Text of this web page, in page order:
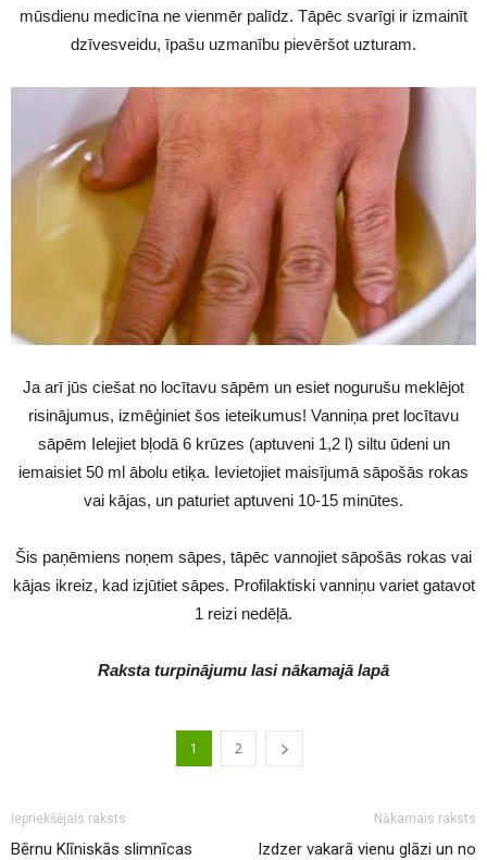
mūsdienu medicīna ne vienmēr palīdz. Tāpēc svarīgi ir izmainīt
dzīvesveidu, īpašu uzmanību pievēršot uzturam.
Ja arī jūs ciešat no locītavu sāpēm un esiet nogurušu meklējot
risinājumus, izmēģiniet šos ieteikumus! Vanniņa pret locītavu
sāpēm Ielejiet bļodā 6 krūzes (aptuveni 1,2 l) siltu ūdeni un
iemaisiet 50 ml ābolu etiķa. Ievietojiet maisījumā sāpošās rokas
vai kājas, un paturiet aptuveni 10-15 minūtes.
Šis paņēmiens noņem sāpes, tāpēc vannojiet sāpošās rokas vai
kājas ikreiz, kad izjūtiet sāpes. Profilaktiski vanniņu variet gatavot
1 reizi nedēļā.
Raksta turpinājumu lasi nākamajā lapā
1 2
Iepriekšējais raksts
Bērnu Klīniskās slimnīcas
Nākamais raksts
Izdzer vakarā vienu glāzi un no